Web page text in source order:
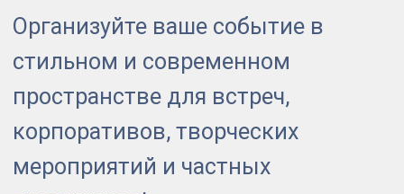
мероприятий и частных
праздников!